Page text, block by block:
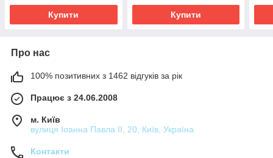
Купити Купити
Про нас
100% позитивних з 1462 відгуків за рік
Працює з 24.06.2008
м. Київ
вулиця Іоанна Павла ІІ, 20, Київ, Україна
Контакти